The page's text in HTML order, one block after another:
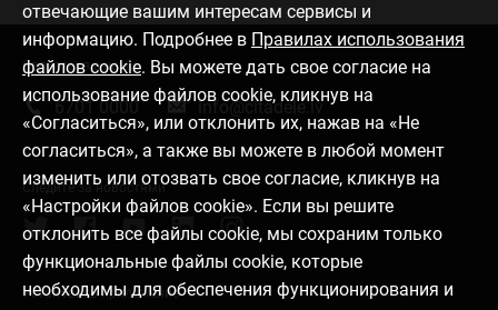
отвечающие вашим интересам сервисы и
информацию. Подробнее в Правилах использования
файлов cookie. Вы можете дать свое согласие на
использование файлов cookie, кликнув на
«Согласиться», или отклонить их, нажав на «Не
согласиться», а также вы можете в любой момент
изменить или отозвать свое согласие, кликнув на
«Настройки файлов cookie». Если вы решите
отклонить все файлы cookie, мы сохраним только
функциональные файлы cookie, которые
необходимы для обеспечения функционирования и
Связаться с нами
6701 0000 info@citadele.lv
Следите за новостями
Установить приложение